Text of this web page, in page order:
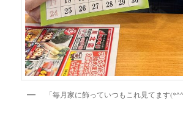
「毎月家に飾っていつもこれ見てます